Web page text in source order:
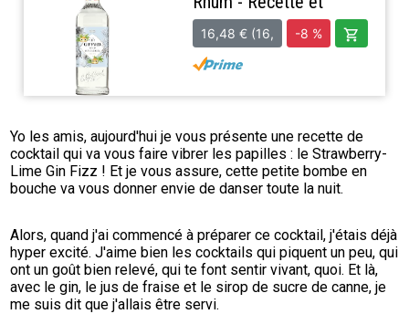
Yo les amis, aujourd'hui je vous présente une recette de
cocktail qui va vous faire vibrer les papilles : le Strawberry-
Lime Gin Fizz ! Et je vous assure, cette petite bombe en
bouche va vous donner envie de danser toute la nuit.
Alors, quand j'ai commencé à préparer ce cocktail, j'étais déjà
hyper excité. J'aime bien les cocktails qui piquent un peu, qui
ont un goût bien relevé, qui te font sentir vivant, quoi. Et là,
avec le gin, le jus de fraise et le sirop de sucre de canne, je
me suis dit que j'allais être servi.